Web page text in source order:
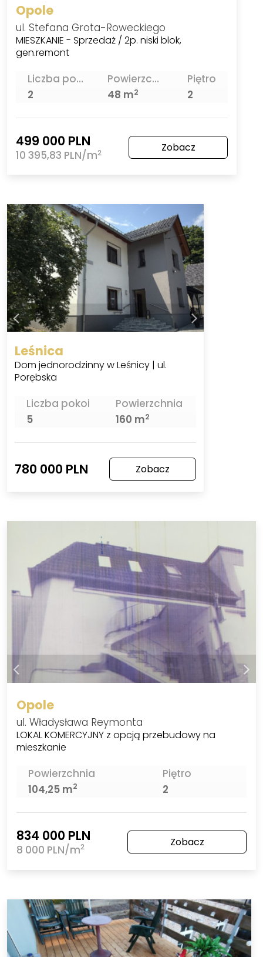
Opole
ul. Stefana Grota-Roweckiego
MIESZKANIE - Sprzedaż / 2p. niski blok,
gen.remont
Liczba pokoi
2
Powierzchnia
48 m2
Piętro
2
499 000 PLN
10 395,83 PLN/m2 Zobacz
Leśnica
Dom jednorodzinny w Leśnicy | ul.
Porębska
Liczba pokoi
5
Powierzchnia
160 m2
780 000 PLN Zobacz
Opole
ul. Władysława Reymonta
LOKAL KOMERCYJNY z opcją przebudowy na
mieszkanie
Powierzchnia
104,25 m2
Piętro
2
834 000 PLN
8 000 PLN/m2 Zobacz